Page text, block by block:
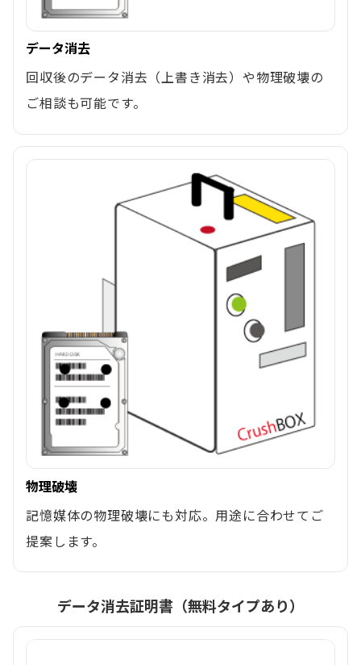
データ消去
回収後のデータ消去（上書き消去）や物理破壊の
ご相談も可能です。
物理破壊
記憶媒体の物理破壊にも対応。用途に合わせてご
提案します。
データ消去証明書（無料タイプあり）